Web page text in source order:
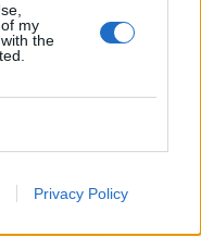
my
the
Privacy Policy
θα ακολουθήσει
να
10 Δεκεμβρίου.